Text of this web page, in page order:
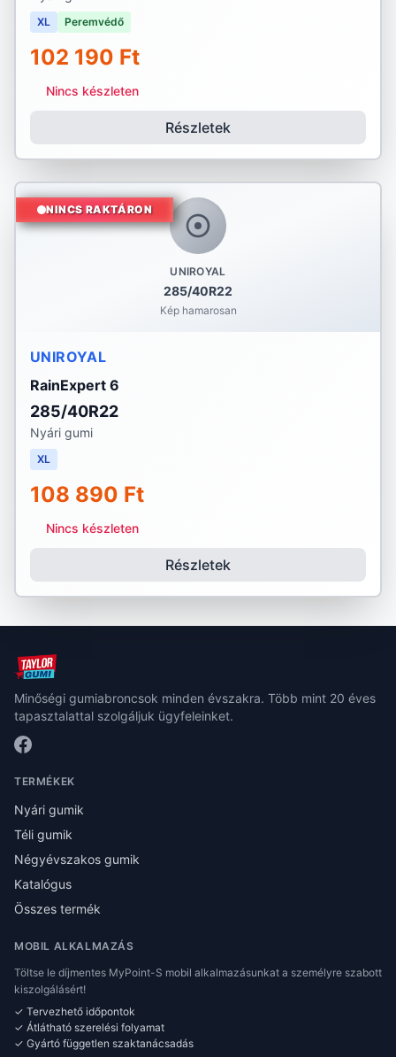
XL Peremvédő
102 190 Ft
Nincs készleten
Részletek
UNIROYAL
285/40R22
Kép hamarosan
NINCS RAKTÁRON
UNIROYAL
RainExpert 6
285/40R22
Nyári gumi
XL
108 890 Ft
Nincs készleten
Részletek
Minőségi gumiabroncsok minden évszakra. Több mint 20 éves
tapasztalattal szolgáljuk ügyfeleinket.
TERMÉKEK
Nyári gumik
Téli gumik
Négyévszakos gumik
Katalógus
Összes termék
MOBIL ALKALMAZÁS
Töltse le díjmentes MyPoint-S mobil alkalmazásunkat a személyre szabott
kiszolgálásért!
✓ Tervezhető időpontok
✓ Átlátható szerelési folyamat
✓ Gyártó független szaktanácsadás